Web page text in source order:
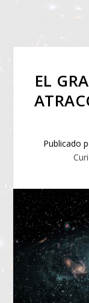
EL
Publicado